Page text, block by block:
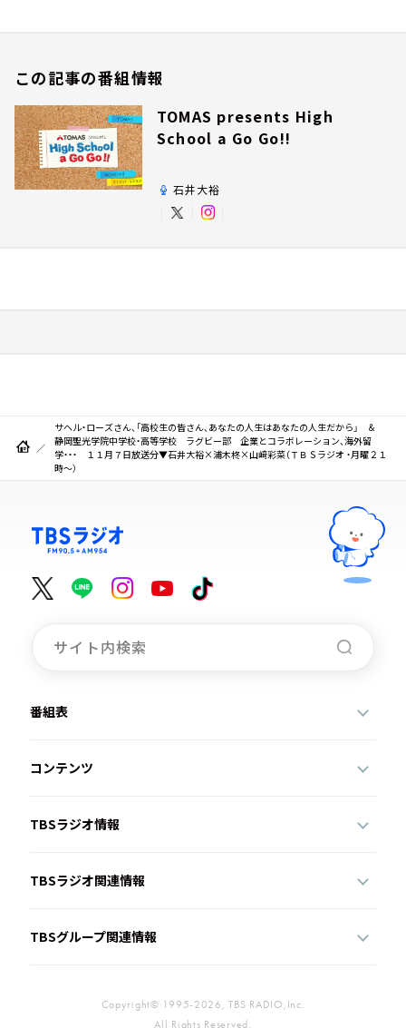
この記事の番組情報
TOMAS presents High
School a Go Go!!
石井大裕
サヘル・ローズさん、「高校生の皆さん、あなたの人生はあなたの人生だから」 ＆
静岡聖光学院中学校・高等学校 ラグビー部 企業とコラボレーション、海外留
学・・・ １１月７日放送分▼石井大裕×浦木柊×山﨑彩菜（ＴＢＳラジオ ・月曜２１
時～）
番組表
コンテンツ
TBSラジオ情報
TBSラジオ関連情報
TBSグループ関連情報
Copyright© 1995-2026, TBS RADIO,Inc.
All Rights Reserved.